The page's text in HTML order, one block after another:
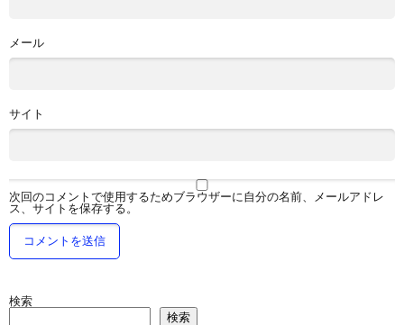
メール
サイト
次回のコメントで使用するためブラウザーに自分の名前、メールアドレ
ス、サイトを保存する。
検索
検索